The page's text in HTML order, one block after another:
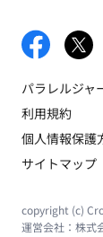
パラレルジャ
利用規約
個人情報保護
サイトマップ
copyright (c)
運営会社： 株式